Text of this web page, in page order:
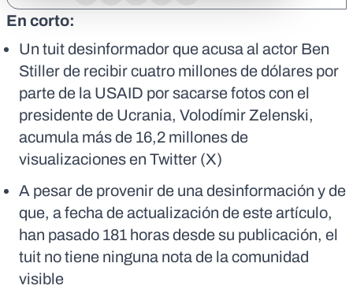
En corto:
Un tuit desinformador que acusa al actor Ben
Stiller de recibir cuatro millones de dólares por
parte de la USAID por sacarse fotos con el
presidente de Ucrania, Volodímir Zelenski,
acumula más de 16,2 millones de
visualizaciones en Twitter (X)
A pesar de provenir de una desinformación y de
que, a fecha de actualización de este artículo,
han pasado 181 horas desde su publicación, el
tuit no tiene ninguna nota de la comunidad
visible